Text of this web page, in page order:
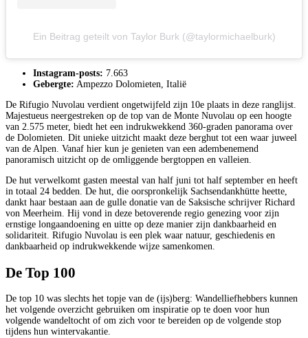
Ein Beitrag geteilt von Taylor Burk (@taylormichaelburk)
Instagram-posts: 7.663
Gebergte: Ampezzo Dolomieten, Italië
De Rifugio Nuvolau verdient ongetwijfeld zijn 10e plaats in deze ranglijst.
Majestueus neergestreken op de top van de Monte Nuvolau op een hoogte
van 2.575 meter, biedt het een indrukwekkend 360-graden panorama over
de Dolomieten. Dit unieke uitzicht maakt deze berghut tot een waar juweel
van de Alpen. Vanaf hier kun je genieten van een adembenemend
panoramisch uitzicht op de omliggende bergtoppen en valleien.
De hut verwelkomt gasten meestal van half juni tot half september en heeft
in totaal 24 bedden. De hut, die oorspronkelijk Sachsendankhütte heette,
dankt haar bestaan aan de gulle donatie van de Saksische schrijver Richard
von Meerheim. Hij vond in deze betoverende regio genezing voor zijn
ernstige longaandoening en uitte op deze manier zijn dankbaarheid en
solidariteit. Rifugio Nuvolau is een plek waar natuur, geschiedenis en
dankbaarheid op indrukwekkende wijze samenkomen.
De Top 100
De top 10 was slechts het topje van de (ijs)berg: Wandelliefhebbers kunnen
het volgende overzicht gebruiken om inspiratie op te doen voor hun
volgende wandeltocht of om zich voor te bereiden op de volgende stop
tijdens hun wintervakantie.